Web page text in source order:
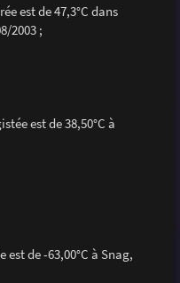
est de 47,3°C dans
2003 ;
est de 38,50°C à
de -63,00°C à Snag,